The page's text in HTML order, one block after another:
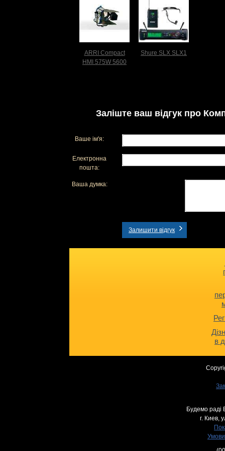
ARRI Compact
HMI 575W 5600
Shure SLX SLX1
Заліште ваш відгук про
Ваше ім'я:
Електронна
пошта:
Ваша думка:
Залишити відгук
в
Будемо раді
г. Киев,